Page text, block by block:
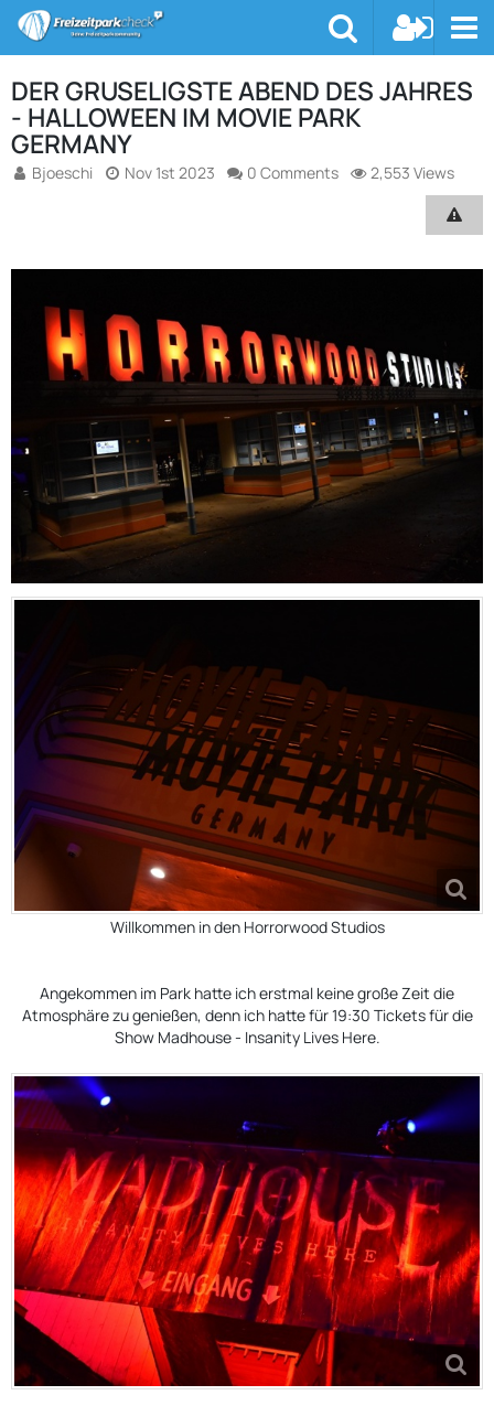
DER GRUSELIGSTE ABEND DES JAHRES
- HALLOWEEN IM MOVIE PARK
GERMANY
Bjoeschi Nov 1st 2023 0 Comments 2,553 Views
Willkommen in den Horrorwood Studios
Angekommen im Park hatte ich erstmal keine große Zeit die
Atmosphäre zu genießen, denn ich hatte für 19:30 Tickets für die
Show Madhouse - Insanity Lives Here.